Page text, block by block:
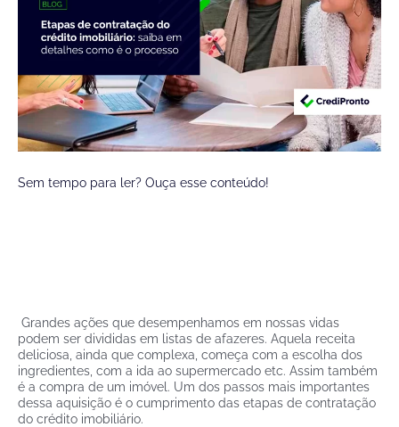
Sem tempo para ler? Ouça esse conteúdo!
Grandes ações que desempenhamos em nossas vidas
podem ser divididas em listas de afazeres. Aquela receita
deliciosa, ainda que complexa, começa com a escolha dos
ingredientes, com a ida ao supermercado etc. Assim também
é a compra de um imóvel. Um dos passos mais importantes
dessa aquisição é o cumprimento das etapas de contratação
do crédito imobiliário.